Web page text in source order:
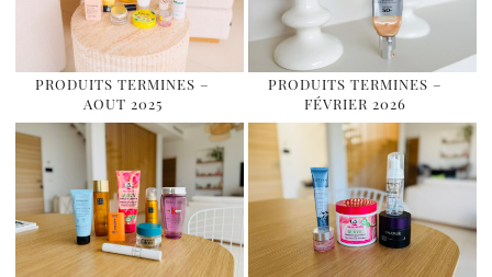
PRODUITS TERMINES –
AOUT 2025
PRODUITS TERMINES –
FÉVRIER 2026